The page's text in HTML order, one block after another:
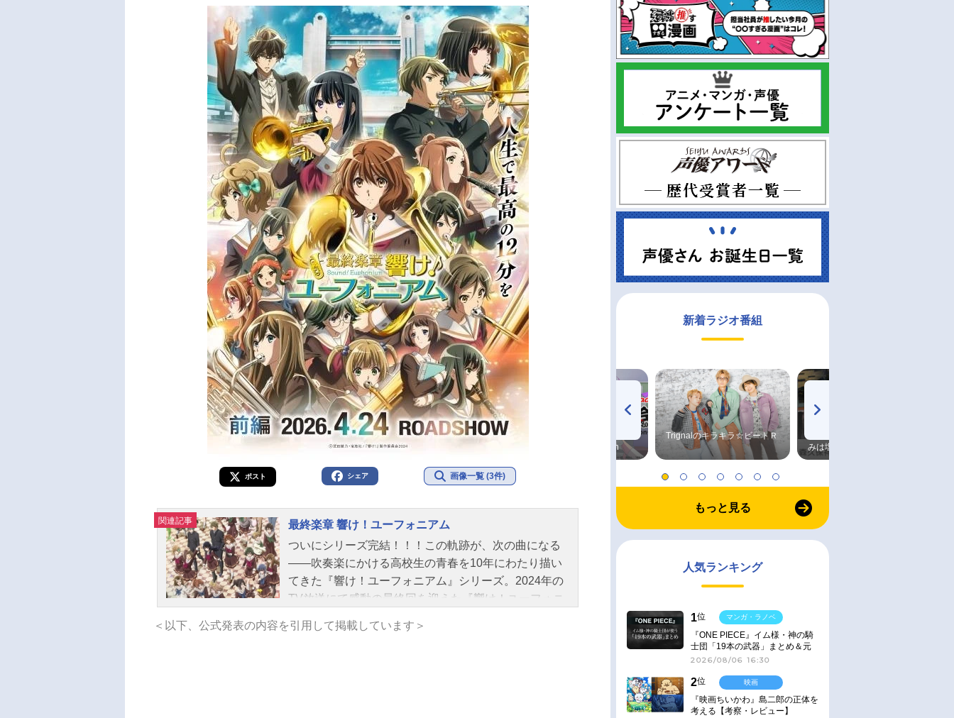
ポスト シェア 画像一覧 (3件)
関連記事
最終楽章 響け！ユーフォニアム
ついにシリーズ完結！！！この軌跡が、次の曲になる
――吹奏楽にかける高校生の青春を10年にわたり描い
てきた『響け！ユーフォニアム』シリーズ。2024年の
TV放送にて感動の最終回を迎えた『響け！ユーフォニ
して劇場に登場する。『最終楽章』は、10年間、京都
＜以下、公式発表の内容を引用して掲載しています＞
新着ラジオ番組
高橋美紀のおんぷの気持ち
♪ in アニメイトタイムズ
radio 大直会 2nd season
Trignalのキラキラ☆ビートＲ
みは塩だけ
もっと見る
人気ランキング
1位
『ONE PIECE』イム様・神の騎
士団「19本の武器」まとめ＆元
ネタ
2026/08/06 16:30
マンガ・ラノベ
2位
『映画ちいかわ』島二郎の正体を
考える【考察・レビュー】
映画